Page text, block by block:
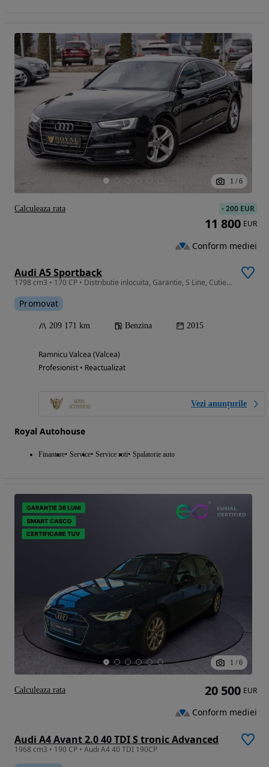
1 / 6
Audi A5 Sportback
1798 cm3 • 170 CP • Distributie inlocuita, Garantie, S Line, Cutie automata, Distronic
Promovat
209 171 km Benzina 2015
Ramnicu Valcea (Valcea)
Profesionist • Reactualizat
Vezi anunțurile
Royal Autohouse
Finantare Service Service roti Spalatorie auto
-200 EUR
11 800 EUR
Conform mediei
Calculeaza rata
1 / 6
Audi A4 Avant 2.0 40 TDI S tronic Advanced
1968 cm3 • 190 CP • Audi A4 40 TDI 190CP
20 500 EUR
Conform mediei
Calculeaza rata